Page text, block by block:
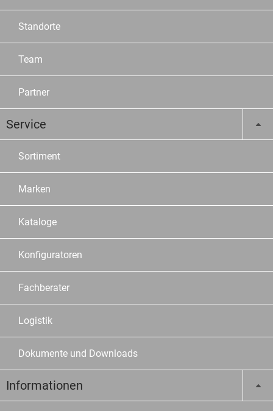
Standorte
Team
Partner
Service
Sortiment
Marken
Kataloge
Konfiguratoren
Fachberater
Logistik
Dokumente und Downloads
Informationen